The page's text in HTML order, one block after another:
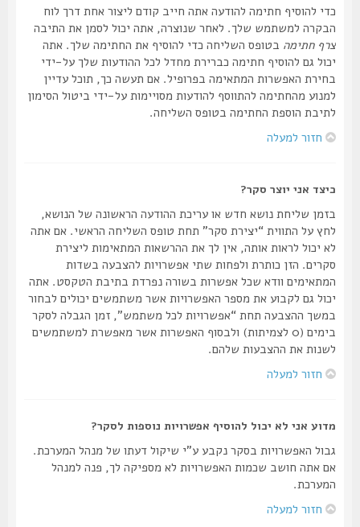
כדי להוסיף חתימה להודעה אתה חייב קודם ליצור אחת דרך לוח
הבקרה למשתמש שלך. לאחר שנוצרה, אתה יכול לסמן את התיבה
צרף חתימהבטופס השליחה כדי להוסיף את החתימה שלך. אתה
יכול גם להוסיף חתימה כברירת מחדל לכל ההודעות שלך על-ידי
בחירת האפשרות המתאימה בפרופיל. אם תעשה כך, תוכל עדיין
למנוע מהחתימה להתווסף להודעות מסויימות על-ידי ביטול הסימון
לתיבת הוספת החתימה בטופס השליחה.
חזור למעלה
כיצד אני יוצר סקר?
בזמן שליחת נושא חדש או עריכת ההודעה הראשונה של הנושא,
לחץ על התווית “יצירת סקר” תחת טופס השליחה הראשי. אם אתה
לא יכול לראות אותה, אין לך את ההרשאות המתאימות ליצירת
סקרים. הזן כותרת ולפחות שתי אפשרויות להצבעה בשדות
המתאימים וודא שכל אפשרות בשורה נפרדת בתיבת הטקסט. אתה
יכול גם לקבוע את מספר האפשרויות אשר משתמשים יכולים לבחור
במשך ההצבעה תחת “אפשרויות לכל משתמש”, זמן הגבלה לסקר
בימים (0 לצמיתות) ולבסוף האפשרות אשר מאפשרת למשתמשים
לשנות את ההצבעות שלהם.
חזור למעלה
מדוע אני לא יכול להוסיף אפשרויות נוספות לסקר?
גבול האפשרויות בסקר נקבע ע"י שיקול דעתו של מנהל המערכת.
אם אתה חושב שכמות האפשרויות לא מספיקה לך, פנה למנהל
המערכת.
חזור למעלה